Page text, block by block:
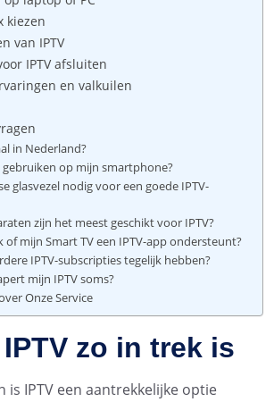
kiezen
van IPTV
IPTV afsluiten
en valkuilen
in Nederland?
gebruiken op mijn smartphone?
glasvezel nodig voor een goede IPTV-
zijn het meest geschikt voor IPTV?
of mijn Smart TV een IPTV-app ondersteunt?
IPTV-subscripties tegelijk hebben?
mijn IPTV soms?
Onze Service
zo in trek is
is IPTV een aantrekkelijke optie